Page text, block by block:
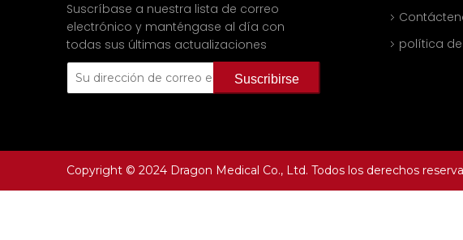
Suscríbase a nuestra lista de correo
electrónico y manténgase al día con
todas sus últimas actualizaciones
Suscribirse
política
Copyright © 2024 Dragon Medical Co., Ltd. Todos los derechos